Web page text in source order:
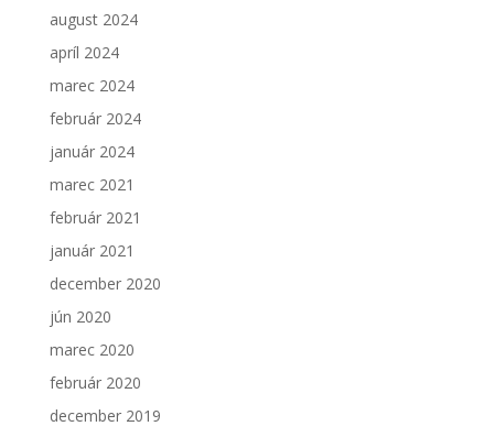
august 2024
apríl 2024
marec 2024
február 2024
január 2024
marec 2021
február 2021
január 2021
december 2020
jún 2020
marec 2020
február 2020
december 2019